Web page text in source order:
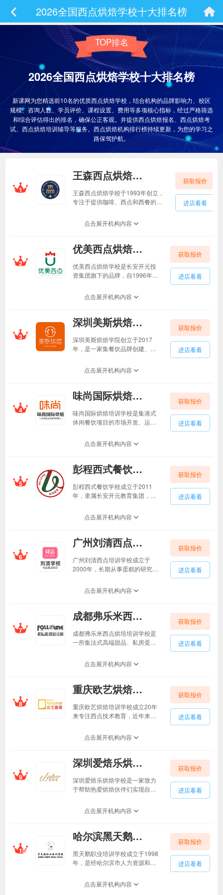
2026全国西点烘焙学校十大排名榜
TOP排名
2026全国西点烘焙学校十大排名榜
新课网为您精选前10名的优质西点烘焙学校，结合机构的品牌影响力、校区
规模、咨询人数、学员评价、课程设置、费用等多项核心指标，经过严格筛选
和综合评估得出的排名，确保公正客观。并提供西点烘焙报名、西点烘焙考
试、西点烘焙培训辅导等服务。西点烘焙机构排行榜持续更新，为您的学习之
路保驾护航。
1
王森西点烘焙学校王森西点烘焙学校
王森西点烘焙学校于1993年创立，
专注于提供咖啡、西点和西餐的教
校一直保持着行业领先的地位，成
为烘焙和西点领域人们向往的机
海、广东、浙江等多个地方设立校
区，并拥有百位法国
MOF（MeilleurOuvrierdeFrance，
法国工匠）、国际名厨、以及千位
子，这些学子在西点、翻糖、烘
得了众多奖项的认可。
获取报价
进店看看
点击展开机构内容
2
优美西点烘焙学校优美西点烘焙学校
优美西点烘焙学校是长安开元投
资集团旗下的品牌，自1996年成
长沙，郑州，成都，西安开设校
区，长期深耕中国西点培训领
了大量优秀人才。各大优美西点
校区不仅拥有独立的校园环境和
先进的教学设备，更汇聚了强大
的师资队伍。目前，学校的教师
教师队伍总数80%以上，拥有国
奖项获得者、专业领域多年资深
教师，还有来自全球的外教加
入，充分融合中西方文化，提升
学生专业核心竞争力。
获取报价
进店看看
点击展开机构内容
3
深圳美斯烘焙学校深圳美斯烘焙学校
深圳美斯烘焙学院创立于2017
年，是一家集餐饮品牌创建、人
机构，设有蛋糕、面包、西点、
咖啡、饮品、简餐等12个不同的
班等不同班型。自成立之日起即
秉承烘焙匠人精神教学，融入创
业者创业理论，以精湛的烘焙技
术为基础，以国际PMP项目管理
理论，不仅教学员高超的烘焙制
项目整体规划、资金预算、门店
选址、设备采购、产品定制及定
价、科学营运等方面帮助烘焙创
业者达成烘焙创业梦想，让人人
尽享生活之美，人人都能演绎自
获取报价
进店看看
点击展开机构内容
4
味尚国际烘焙培训学校味尚国际烘焙培训学校
味尚国际烘焙培训学校是集港式
休闲餐饮项目的市场开发、运
锁企业，多年来一直占据着西点
烘焙及咖啡培训市场的领先地
国际烘焙培训学校的专业培训讲
师每年都多次前往香港、台湾、
深圳和广州等西点烘焙比较活跃
的市场进行实地考察和学习进
院形成了一套从市场前景分析、
到产品技术研发的专业一体化服
务。
获取报价
进店看看
点击展开机构内容
5
彭程西式餐饮学校彭程西式餐饮学校
彭程西式餐饮学校成立于2011
年，隶属长安开元教育集团，
中国烘焙职业教育改革先锋，持
续推动烘焙教育创新发展。彭程
在西点、面包、裱花等领域的课
程研发和培训，年均课程迭代率
达40%，不断革新着整个烘焙行
业的教学模式。彭程西式餐饮学
标准升级，构建学员“成长价值较
焙业的发展。
获取报价
进店看看
点击展开机构内容
6
广州刘清西点培训学校广州刘清西点培训学校
广州刘清西点培训学校成立于
2000年，长期从事蛋糕的研究和
认真，培训内容实用。区别于枯
燥的纯理论教育，广州刘清西点
论为辅的教学模式，侧重动手能
力的技能学习，注重学员自我能
力开发，并进行“一人一机”制教
学。此外，广州刘清西点培训学
蛋糕艺术，为学员注入新鲜元
前卫风格，与国际上产品接轨，
并让每一位学员真正感受到国际
烘焙的潮流新品。
获取报价
进店看看
点击展开机构内容
7
成都弗乐米西点烘焙培训学校成都弗乐米西点烘焙培训学校
成都弗乐米西点烘培培训学校是
一所集法式高端甜品、私房蛋
式裱花、英式翻糖蛋糕甜品台、
新式饮品奶茶等课程为一体的专
身从2014年“玺甜工作室”至今；
学校坚持以创业为导向、以服务
为宗旨、以教育质量为核心、以
学生为中心以实现创业为最终目
和则兴：技至精，业竞成”的先进
合、管理科学与工艺技术并重，
为社会培养输送符合行业市场标
准的西点师、烘焙师及门店运营
复合型人才。成都弗乐米西点烘
培培训学校开设高端甜品、私房
获取报价
进店看看
点击展开机构内容
8
重庆欧艺烘焙培训学校重庆欧艺烘焙培训学校
重庆欧艺烘焙培训学校成立20年
来专注西点技术教育，近年来迅
年被评定为职业技能等级鉴定机
构。先后被官方评定为:就业技能
基地、残疾人协会颁发的爱心企
业、守信承诺教育机构等多项殊
荣。重庆欧艺西点烘焙培训学校
专业涵盖职业技能等级类(西点
意特饮等)、新职业类(全媒体运营
类。其中，西点师、咖啡师、调
酒师、创意奶茶饮品等专业系我
校特色品牌，在全市处于龙头地
位。欧艺烘焙培训学校坚持推
行“一包三免“服务，包学会、免费
免费学习新品...
获取报价
进店看看
点击展开机构内容
9
深圳爱焙乐烘焙学校深圳爱焙乐烘焙学校
深圳爱焙乐烘焙学校是一家致力
于帮助热爱烘焙伙伴们实现自己
聚集地，我们拥有一个共同的理
想:分享快乐，分享喜悦，分享技
拥有优越的教学环境和先进设
备，技艺精湛、实践丰富的教学
师资为我们保驾护航。爱焙乐的
产品研发一直走在市场前端，不
我们，让你瞬间成为烘焙达人，
获取报价
进店看看
点击展开机构内容
10
哈尔滨黑天鹅职业培训学校哈尔滨黑天鹅职业培训学校
黑天鹅职业培训学校成立于1998
年，是经哈尔滨市人力资源和社
认定的培训实验基地。学校拥有
雄厚的师资力量，丰富的技术经
获取报价
进店看看
点击展开机构内容